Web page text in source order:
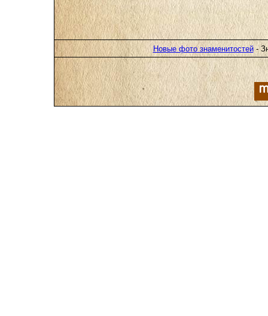
Новые фото знаменитостей-